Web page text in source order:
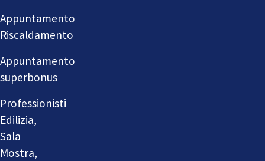
Appuntamento
Riscaldamento
Appuntamento
superbonus
Professionisti
Edilizia,
Sala
Mostra,